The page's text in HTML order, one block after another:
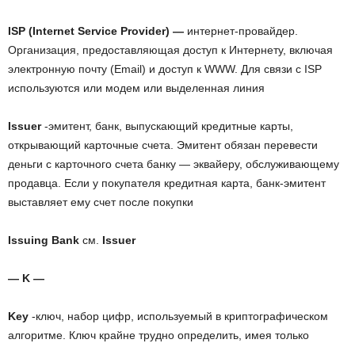
ISP (Internet Service Provider) — интернет-провайдер.
Организация, предоставляющая доступ к Интернету, включая
электронную почту (Email) и доступ к WWW. Для связи с ISP
используются или модем или выделенная линия
Issuer-эмитент, банк, выпускающий кредитные карты,
открывающий карточные счета. Эмитент обязан перевести
деньги с карточного счета банку — эквайеру, обслуживающему
продавца. Если у покупателя кредитная карта, банк-эмитент
выставляет ему счет после покупки
Issuing Bank см. Issuer
— K —
Key -ключ, набор цифр, используемый в криптографическом
алгоритме. Ключ крайне трудно определить, имея только